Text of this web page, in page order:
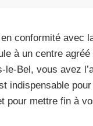
conformité avec
à un centre agréé
Bel, vous avez
indispensable
pour mettre fin à